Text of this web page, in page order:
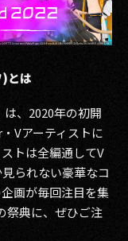
とは
、2020年の初開
Vアーティストに
トは全編通してV
られない豪華なコ
画が毎回注目を集
祭典に、ぜひご注